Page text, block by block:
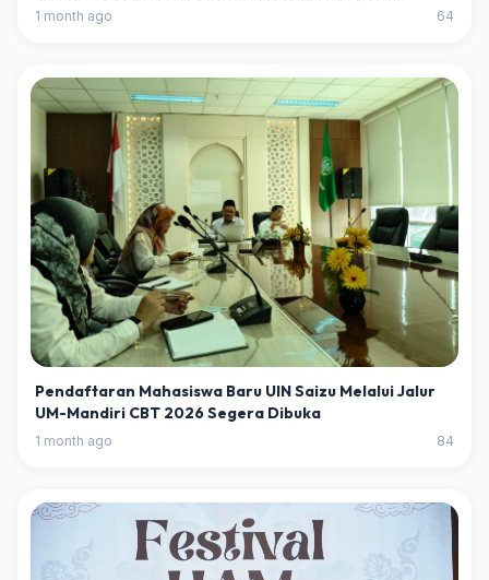
1 month ago 64
Pendaftaran Mahasiswa Baru UIN Saizu Melalui Jalur
UM-Mandiri CBT 2026 Segera Dibuka
1 month ago 84